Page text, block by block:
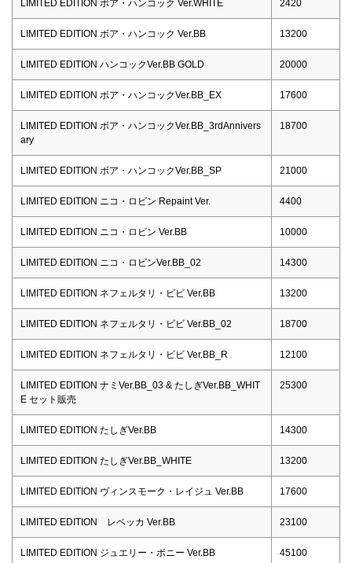
LIMITED EDITION ボア・ハンコック Ver.WHITE 2420
LIMITED EDITION ボア・ハンコック Ver.BB 13200
LIMITED EDITION ハンコックVer.BB GOLD 20000
LIMITED EDITION ボア・ハンコックVer.BB_EX 17600
LIMITED EDITION ボア・ハンコックVer.BB_3rdAnnivers
ary
18700
LIMITED EDITION ボア・ハンコックVer.BB_SP 21000
LIMITED EDITION ニコ・ロビン Repaint Ver. 4400
LIMITED EDITION ニコ・ロビン Ver.BB 10000
LIMITED EDITION ニコ・ロビンVer.BB_02 14300
LIMITED EDITION ネフェルタリ・ビビ Ver.BB 13200
LIMITED EDITION ネフェルタリ・ビビ Ver.BB_02 18700
LIMITED EDITION ネフェルタリ・ビビ Ver.BB_R 12100
LIMITED EDITION ナミVer.BB_03 & たしぎVer.BB_WHIT
E セット販売
25300
LIMITED EDITION たしぎVer.BB 14300
LIMITED EDITION たしぎVer.BB_WHITE 13200
LIMITED EDITION ヴィンスモーク・レイジュ Ver.BB 17600
LIMITED EDITION レベッカ Ver.BB 23100
LIMITED EDITION ジュエリー・ボニー Ver.BB 45100